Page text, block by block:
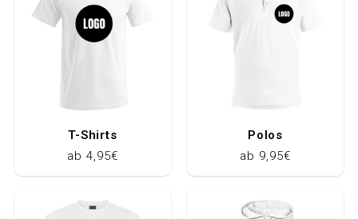
T-Shirts
ab 4,95€
Polos
ab 9,95€